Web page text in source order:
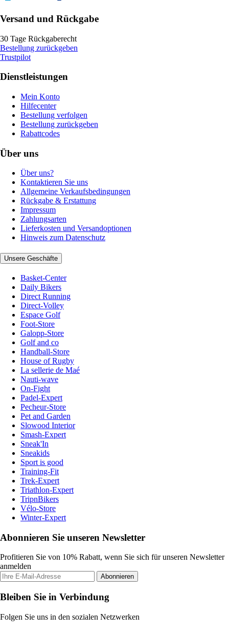
Versand und Rückgabe
30 Tage Rückgaberecht
Bestellung zurückgeben
Trustpilot
Dienstleistungen
Mein Konto
Hilfecenter
Bestellung verfolgen
Bestellung zurückgeben
Rabattcodes
Über uns
Über uns?
Kontaktieren Sie uns
Allgemeine Verkaufsbedingungen
Rückgabe & Erstattung
Impressum
Zahlungsarten
Lieferkosten und Versandoptionen
Hinweis zum Datenschutz
Unsere Geschäfte
Basket-Center
Daily Bikers
Direct Running
Direct-Volley
Espace Golf
Foot-Store
Galopp-Store
Golf and co
Handball-Store
House of Rugby
La sellerie de Maé
Nauti-wave
On-Fight
Padel-Expert
Pecheur-Store
Pet and Garden
Slowood Interior
Smash-Expert
Sneak'In
Sneakids
Sport is good
Training-Fit
Trek-Expert
Triathlon-Expert
TripnBikers
Vélo-Store
Winter-Expert
Abonnieren Sie unseren Newsletter
Profitieren Sie von 10% Rabatt, wenn Sie sich für unseren Newsletter
anmelden
Abonnieren
Bleiben Sie in Verbindung
Folgen Sie uns in den sozialen Netzwerken